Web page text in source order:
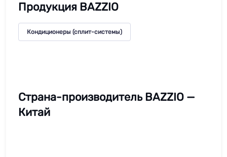
Продукция BAZZIO
Кондиционеры (сплит-системы)
Страна-производитель BAZZIO —
Китай